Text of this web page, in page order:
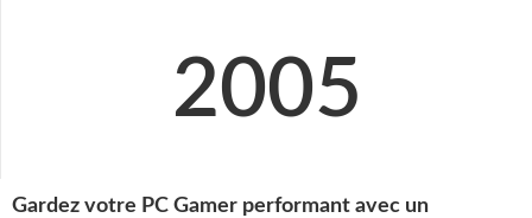
2005
Gardez votre PC Gamer performant avec un